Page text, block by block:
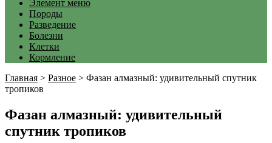
Элемент меню
Породы
Разведение
Болезни
Клетки
Кормление
Главная > Разное > Фазан алмазный: удивительный спутник
тропиков
Фазан алмазный: удивительный
спутник тропиков